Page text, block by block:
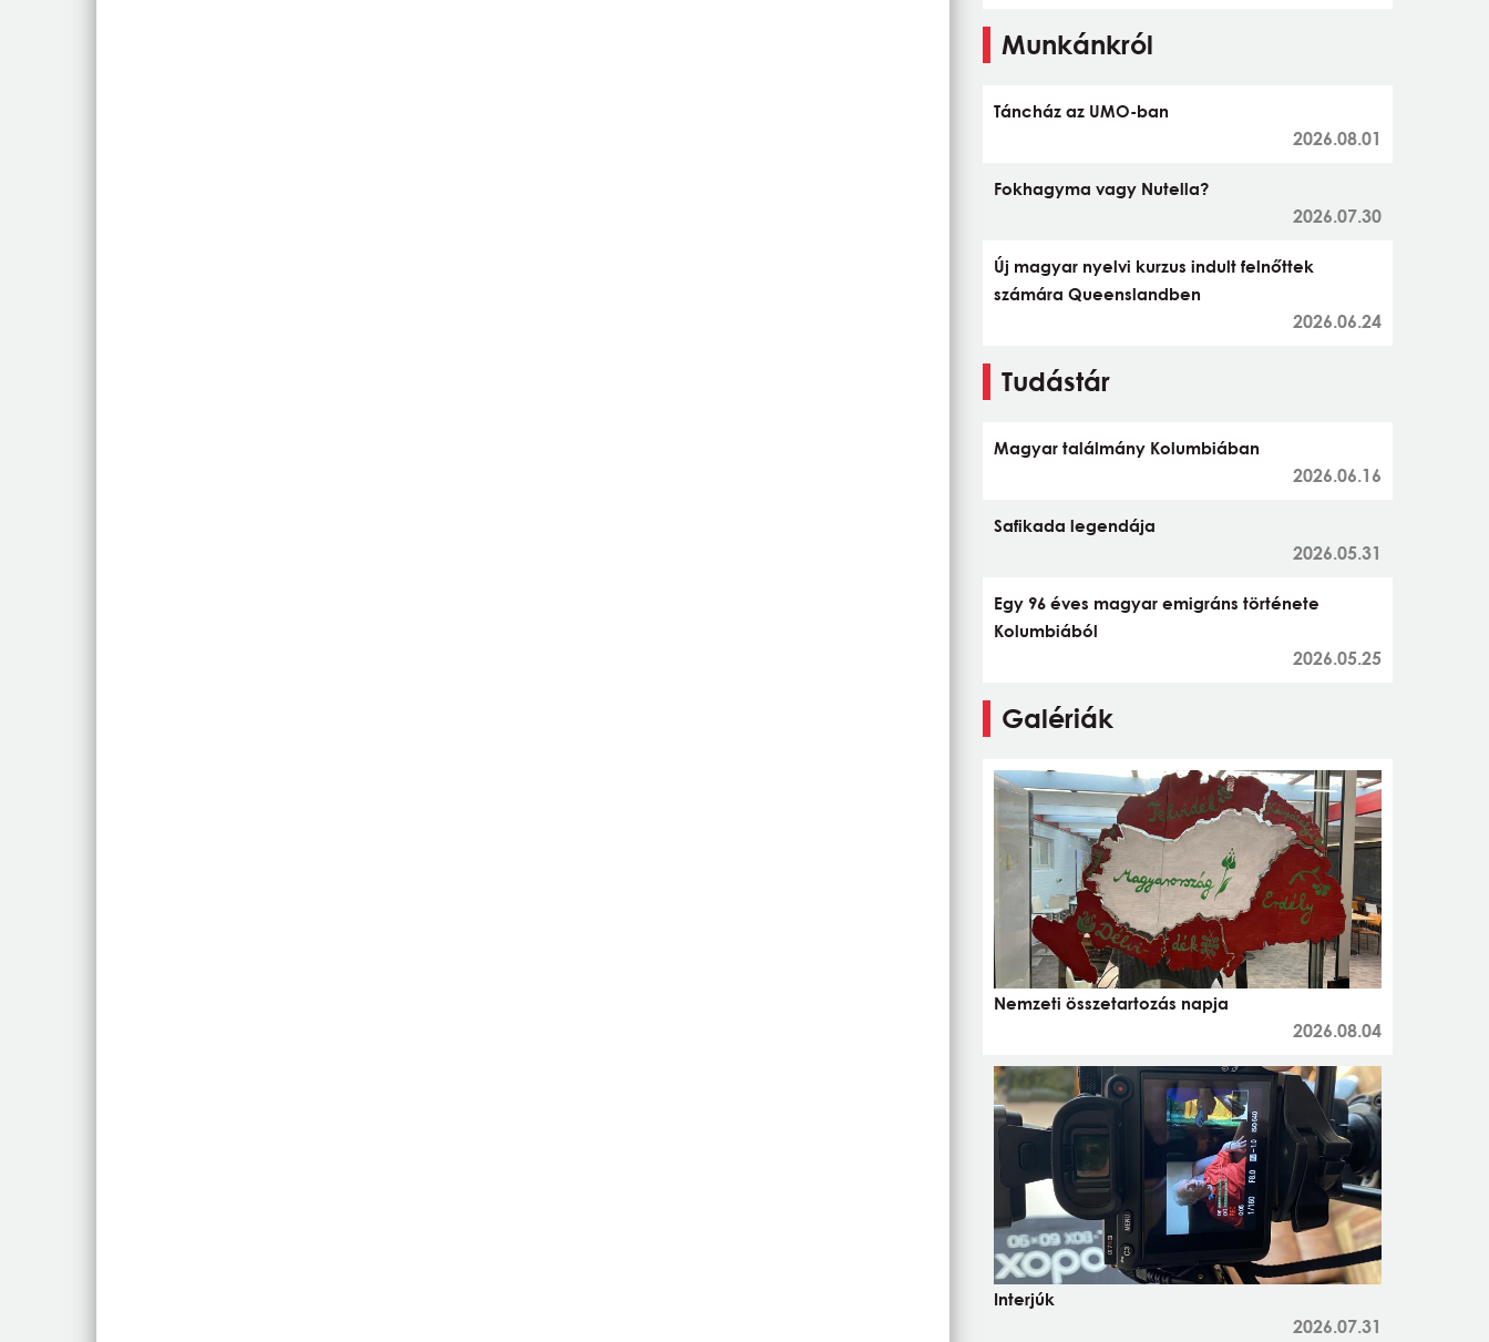
Munkánkról
Táncház az UMO-ban
2026.08.01
Fokhagyma vagy Nutella?
2026.07.30
Új magyar nyelvi kurzus indult felnőttek
számára Queenslandben
2026.06.24
Tudástár
Magyar találmány Kolumbiában
2026.06.16
Safikada legendája
2026.05.31
Egy 96 éves magyar emigráns története
Kolumbiából
2026.05.25
Galériák
Nemzeti összetartozás napja
2026.08.04
Interjúk
2026.07.31